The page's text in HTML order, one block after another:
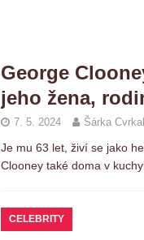
George
jeho žena,
7. 5. 2024 Šárka
Je mu 63 let, živí se jako
Clooney také doma v
CELEBRITY